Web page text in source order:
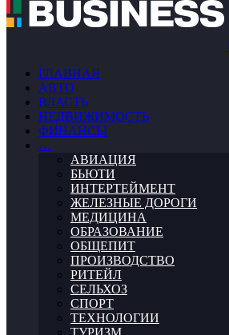
ГЛАВНАЯ
АВТО
ВЛАСТЬ
НЕДВИЖИМОСТЬ
ФИНАНСЫ
…
АВИАЦИЯ
БЬЮТИ
ИНТЕРТЕЙМЕНТ
ЖЕЛЕЗНЫЕ ДОРОГИ
МЕДИЦИНА
ОБРАЗОВАНИЕ
ОБЩЕПИТ
ПРОИЗВОДСТВО
РИТЕЙЛ
СЕЛЬХОЗ
СПОРТ
ТЕХНОЛОГИИ
ТУРИЗМ